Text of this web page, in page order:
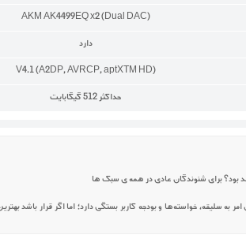
AKM AK4499EQ x2 (Dual DAC)
دارد
V4.1 (A2DP, AVRCP, aptXTM HD)
حداکثر 512 گیگابایت
خواسته‌ها و بودجه کاربر بستگی دارد؛ اما اگر قرار باشد